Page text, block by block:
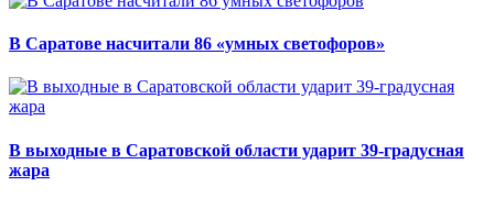
В Саратове насчитали 86 «умных светофоров»
В выходные в Саратовской области ударит 39-градусная
жара